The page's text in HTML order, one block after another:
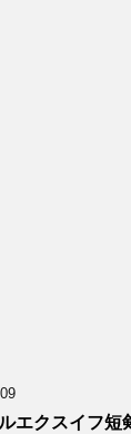
エクスイフ短